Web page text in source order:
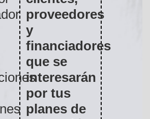
proveedores
y
financiadores
que se
interesarán
por tus
planes de